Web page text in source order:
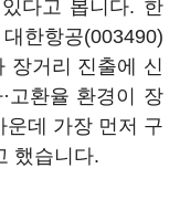
다고 봅니다. 한
대한항공(003490)
장거리 진출에 신
고환율 환경이 장
운데 가장 먼저 구
했습니다.